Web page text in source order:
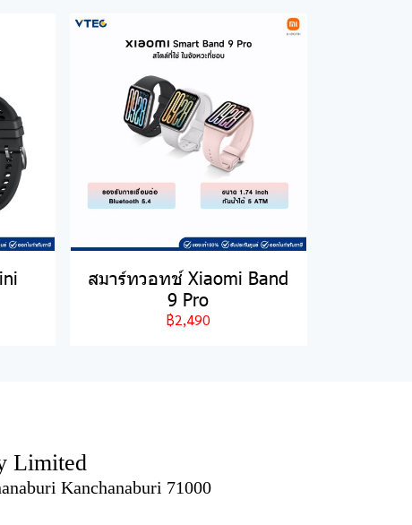
สมาร์ทวอทช์ Xiaomi Band
9 Pro
฿2,490
Limited
Kanchanaburi 71000